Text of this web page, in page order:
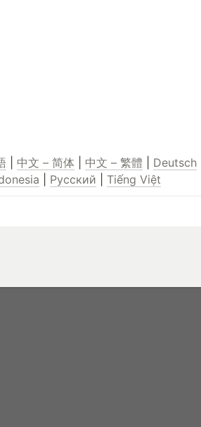
| 中文 – 简体 | 中文 – 繁體 Deutsch |
Русский Tiếng Việt